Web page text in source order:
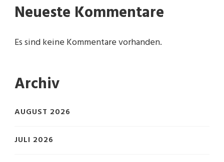
Neueste Kommentare
Es sind keine Kommentare vorhanden.
Archiv
AUGUST 2026
JULI 2026